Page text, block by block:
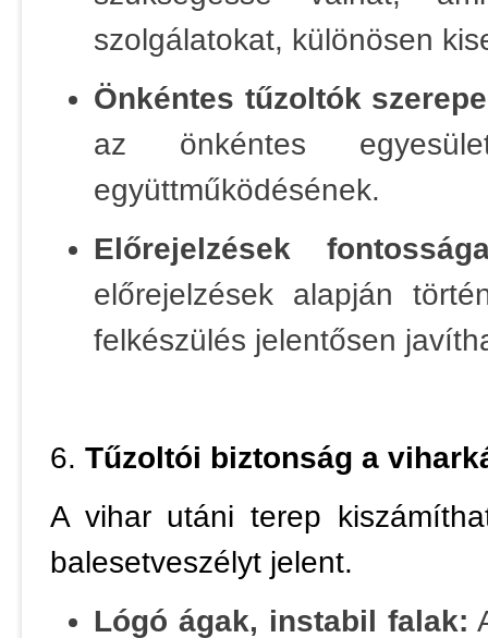
szolgálatokat, különösen
Önkéntes tűzoltók
az önkéntes
együttműködésének.
Előrejelzések
előrejelzések alapján
felkészülés jelentősen
6. Tűzoltói biztonság a
A vihar utáni terep
balesetveszélyt jelent.
Lógó ágak, instabil falak: